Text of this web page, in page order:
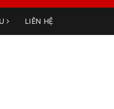
LIÊN HỆ